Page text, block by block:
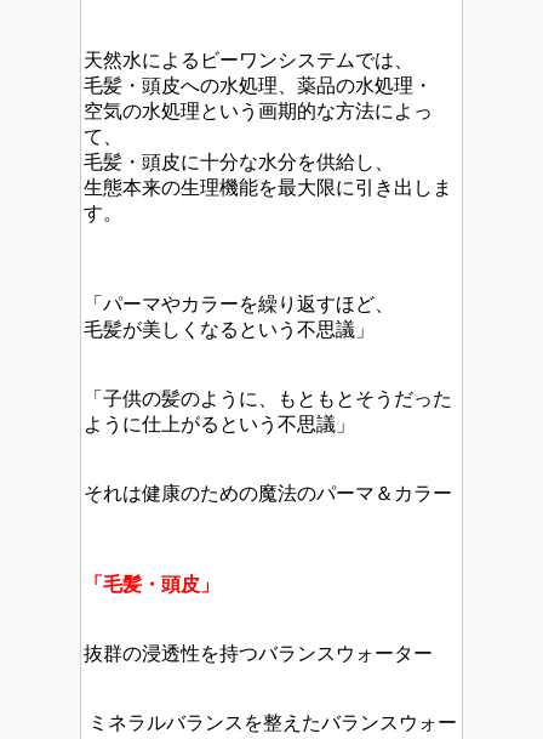
天然水によるビーワンシステムでは、
毛髪・頭皮への水処理、薬品の水処理・
空気の水処理という画期的な方法によっ
て、
毛髪・頭皮に十分な水分を供給し、
生態本来の生理機能を最大限に引き出しま
す。
「パーマやカラーを繰り返すほど、
毛髪が美しくなるという不思議」
「子供の髪のように、もともとそうだった
ように仕上がるという不思議」
それは健康のための魔法のパーマ＆カラー
「毛髪・頭皮」
抜群の浸透性を持つバランスウォーター
ミネラルバランスを整えたバランスウォー